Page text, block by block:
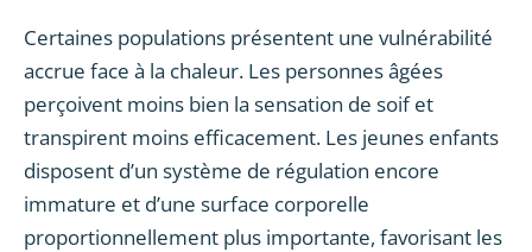
Certaines populations présentent une vulnérabilité
accrue face à la chaleur. Les personnes âgées
perçoivent moins bien la sensation de soif et
transpirent moins efficacement. Les jeunes enfants
disposent d’un système de régulation encore
immature et d’une surface corporelle
proportionnellement plus importante, favorisant les